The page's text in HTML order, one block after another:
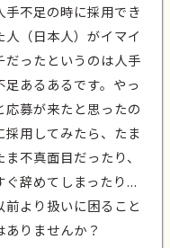
手不足の時に採用でき
人（日本人）がイマイ
だったというのは人手
足あるあるです。やっ
応募が来たと思ったの
採用してみたら、たま
ま不真面目だったり、
ぐ辞めてしまったり...
前より扱いに困ること
ありませんか？